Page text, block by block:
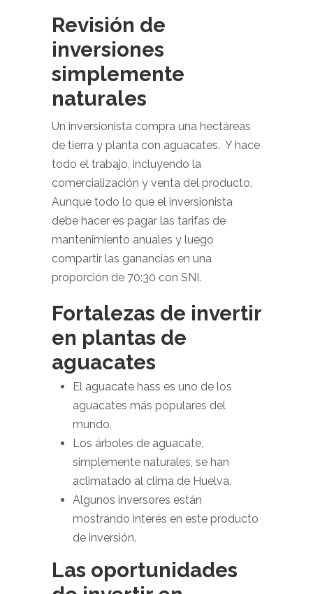
Revisión de
inversiones
simplemente
naturales
Un inversionista compra una hectáreas
de tierra y planta con aguacates. Y hace
todo el trabajo, incluyendo la
comercialización y venta del producto.
Aunque todo lo que el inversionista
debe hacer es pagar las tarifas de
mantenimiento anuales y luego
compartir las ganancias en una
proporción de 70:30 con SNI.
Fortalezas de invertir
en plantas de
aguacates
El aguacate hass es uno de los
aguacates más populares del
mundo.
Los árboles de aguacate,
simplemente naturales, se han
aclimatado al clima de Huelva.
Algunos inversores están
mostrando interés en este producto
de inversión.
Las oportunidades